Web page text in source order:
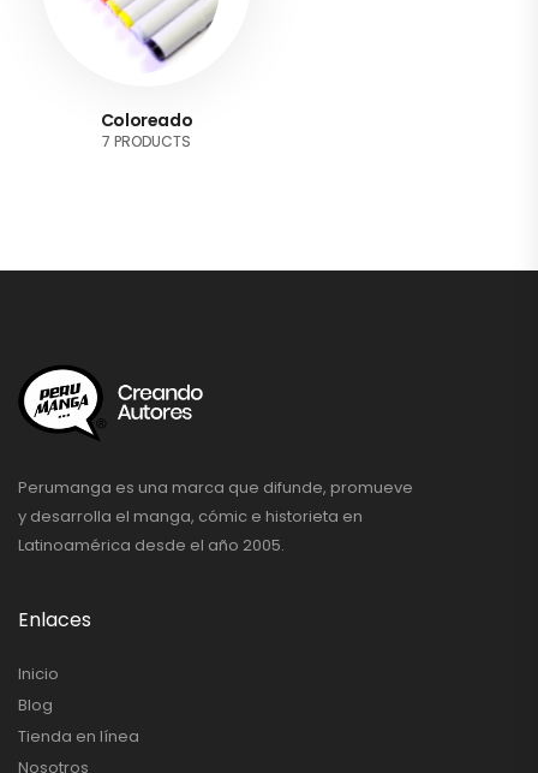
Coloreado
7 PRODUCTS
Perumanga es una marca que difunde, promueve
y desarrolla el manga, cómic e historieta en
Latinoamérica desde el año 2005.
Enlaces
Inicio
Blog
Tienda en línea
Nosotros